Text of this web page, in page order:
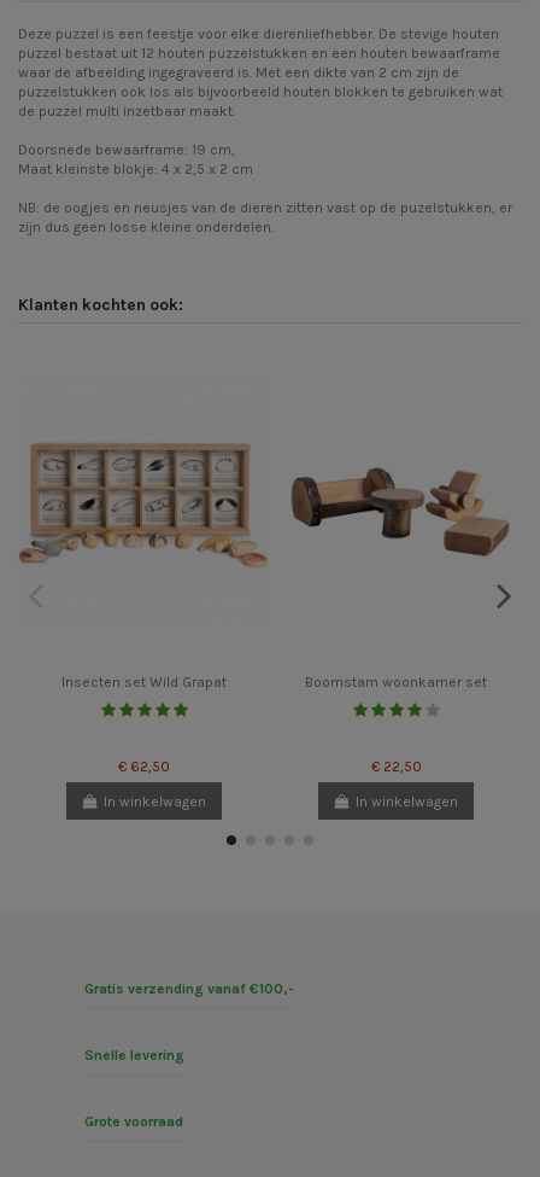
Deze puzzel is een feestje voor elke dierenliefhebber. De stevige houten
puzzel bestaat uit 12 houten puzzelstukken en een houten bewaarframe
waar de afbeelding ingegraveerd is. Met een dikte van 2 cm zijn de
puzzelstukken ook los als bijvoorbeeld houten blokken te gebruiken wat
de puzzel multi inzetbaar maakt.
Doorsnede bewaarframe: 19 cm,
Maat kleinste blokje: 4 x 2,5 x 2 cm
NB: de oogjes en neusjes van de dieren zitten vast op de puzelstukken, er
zijn dus geen losse kleine onderdelen.
Klanten kochten ook:
Insecten set Wild Grapat
€ 62,50
In winkelwagen
Boomstam woonkamer set
€ 22,50
In winkelwagen
Gratis verzending vanaf €100,-
Snelle levering
Grote voorraad